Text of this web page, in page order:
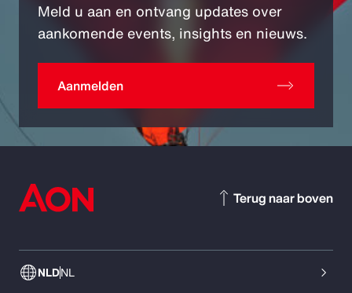
Meld u aan en ontvang updates over
aankomende events, insights en nieuws.
Aanmelden
NLDNL
Terug naar boven